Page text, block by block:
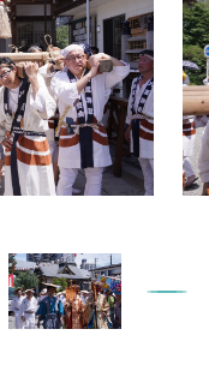
撮影支援・
MICE